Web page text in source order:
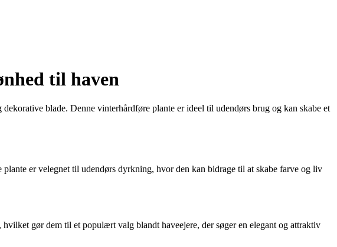
til haven
blade. Denne vinterhårdføre plante er ideel til udendørs brug og kan skabe et
er velegnet til udendørs dyrkning, hvor den kan bidrage til at skabe farve og liv
gør dem til et populært valg blandt haveejere, der søger en elegant og attraktiv